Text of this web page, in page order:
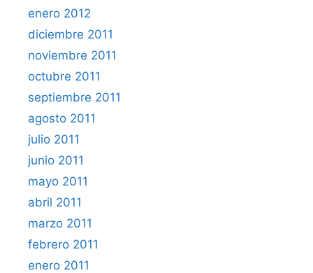
enero 2012
diciembre 2011
noviembre 2011
octubre 2011
septiembre 2011
agosto 2011
julio 2011
junio 2011
mayo 2011
abril 2011
marzo 2011
febrero 2011
enero 2011